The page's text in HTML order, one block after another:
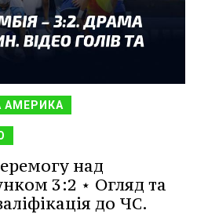
АМЕРИКА
над
3:2 ⋆ Огляд та
до ЧС.